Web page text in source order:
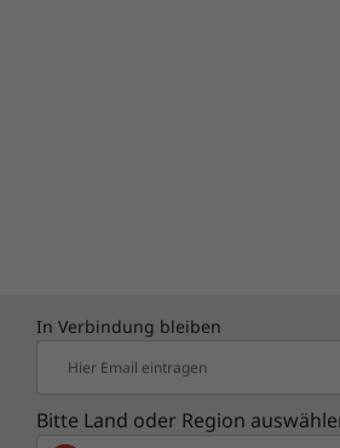
In Verbindung bleiben
Hier Email eintragen
Bitte Land oder Region